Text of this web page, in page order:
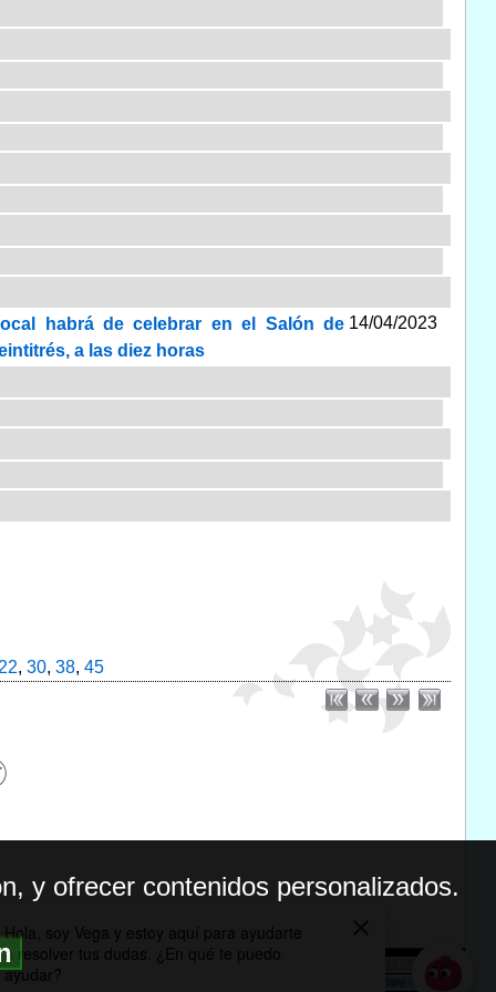
habrá de celebrar en el Salón de
a las diez horas
14/04/2023
22, 30, 38, 45
DE PRIVACIDAD
y ofrecer contenidos personalizados.